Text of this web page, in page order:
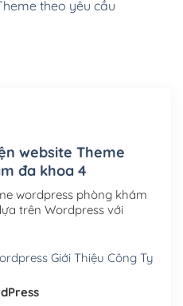
site Wordpress(+100,000₫)
.net .org (1 năm)
(1 năm)(+550,000₫)
(+450,000₫)
(+950,000₫)
theo yêu cầu
website Theme
đa khoa 4
wordpress phòng khám
trên Wordpress với
Giới Thiệu Công Ty